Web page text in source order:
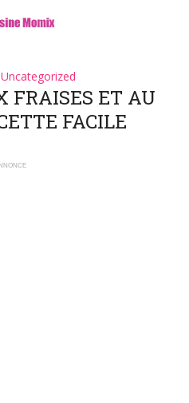
Uncategorized
FRAISES ET AU
FACILE